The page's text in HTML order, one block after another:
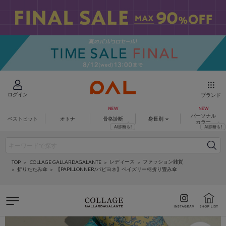
ログイン ブランド
ベストヒット オトナ 骨格診断 身長別
パーソナル
カラー
TOP COLLAGE GALLARDAGALANTE レディース
ファッション雑貨
折りたたみ傘
【PAPILLONNER/パピヨネ】ペイズリー柄折り畳み傘